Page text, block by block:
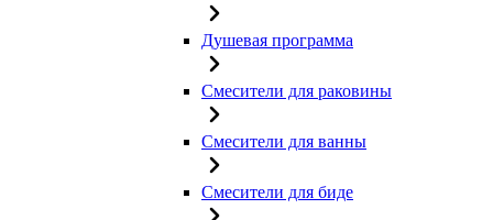
Душевая программа
Смесители для раковины
Смесители для ванны
Смесители для биде